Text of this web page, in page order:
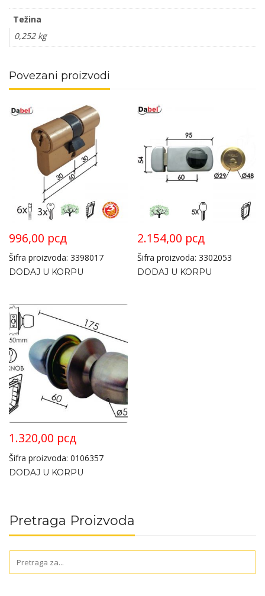
Težina
0,252 kg
Povezani proizvodi
996,00 рсд
Šifra proizvoda: 3398017
DODAJ U KORPU
2.154,00 рсд
Šifra proizvoda: 3302053
DODAJ U KORPU
1.320,00 рсд
Šifra proizvoda: 0106357
DODAJ U KORPU
Pretraga Proizvoda